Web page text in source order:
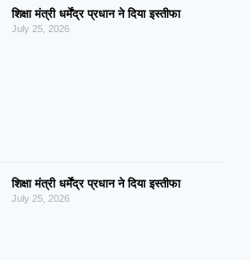
शिक्षा मंत्री धर्मेंद्र प्रधान ने दिया इस्तीफा
July 25, 2026
शिक्षा मंत्री धर्मेंद्र प्रधान ने दिया इस्तीफा
July 25, 2026